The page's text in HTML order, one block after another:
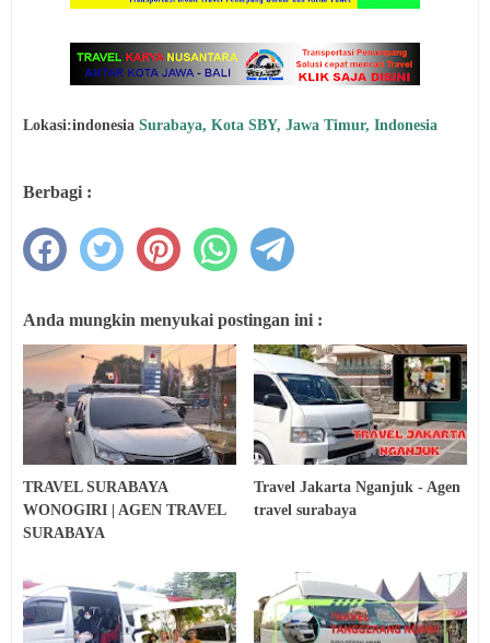
Lokasi:indonesia Surabaya, Kota SBY, Jawa Timur, Indonesia
Berbagi :
Anda mungkin menyukai postingan ini :
TRAVEL SURABAYA
WONOGIRI | AGEN TRAVEL
SURABAYA
Travel Jakarta Nganjuk - Agen
travel surabaya